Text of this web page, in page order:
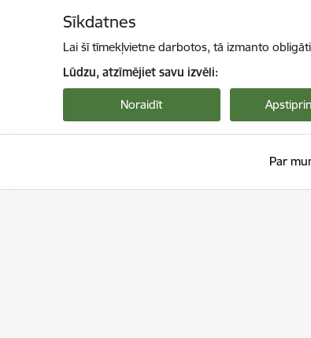
Sīkdatnes
Lai šī tīmekļvietne darbotos, tā izmanto
Lūdzu, atzīmējiet savu izvēli:
Noraidīt
Par